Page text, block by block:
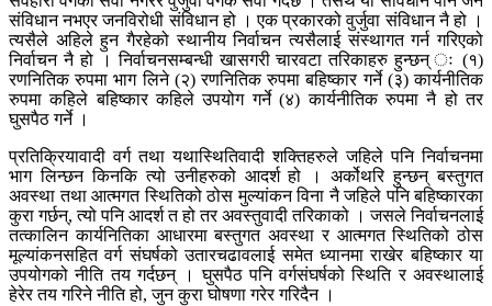
संविधान नभएर जनविरोधी संविधान हो । एक प्रकारको वुर्जुवा संविधान नै हो ।
त्यसैले अहिले हुन गैरहेको स्थानीय निर्वाचन त्यसैलाई संस्थागत गर्न गरिएको
निर्वाचन नै हो । निर्वाचनसम्बन्धी खासगरी चारवटा तरिकाहरु हुन्छन् ः (१)
रणनितिक रुपमा भाग लिने (२) रणनितिक रुपमा बहिष्कार गर्ने (३) कार्यनीतिक
रुपमा कहिले बहिष्कार कहिले उपयोग गर्ने (४) कार्यनीतिक रुपमा नै हो तर
घुसपैठ गर्ने ।
प्रतिक्रियावादी वर्ग तथा यथास्थितिवादी शक्तिहरुले जहिले पनि निर्वाचनमा
भाग लिन्छन किनकि त्यो उनीहरुको आदर्श हो । अर्कोथरि हुन्छन् बस्तुगत
अवस्था तथा आत्मगत स्थितिको ठोस मुल्यांकन विना नै जहिले पनि बहिष्कारका
कुरा गर्छन्, त्यो पनि आदर्श त हो तर अवस्तुवादी तरिकाको । जसले निर्वाचनलाई
तत्कालिन कार्यनितिका आधारमा बस्तुगत अवस्था र आत्मगत स्थितिको ठोस
मूल्यांकनसहित वर्ग संघर्षको उतारचढावलाई समेत ध्यानमा राखेर बहिष्कार या
उपयोगको नीति तय गर्दछन् । घुसपैठ पनि वर्गसंघर्षको स्थिति र अवस्थालाई
हेरेर तय गरिने नीति हो, जुन कुरा घोषणा गरेर गरिदैन ।